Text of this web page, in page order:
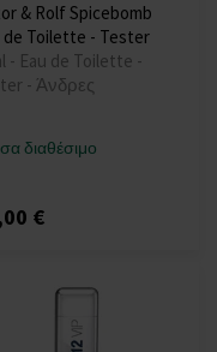
& Rolf Spicebomb
de Toilette - Tester
- Eau de Toilette -
- Άνδρες
διαθέσιμο
€